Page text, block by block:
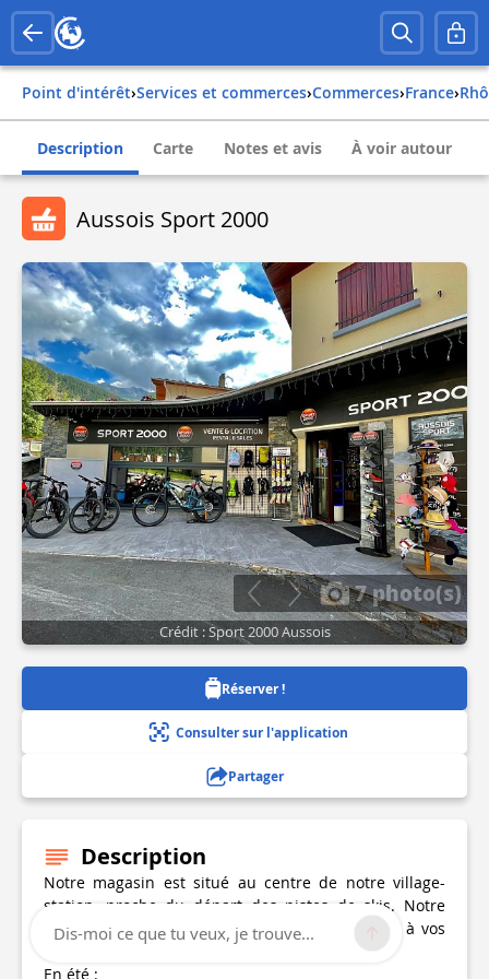
Point d'intérêt› Services et commerces› Commerces› france›
Description Carte Notes et avis À voir autour
Aussois Sport 2000
7 photo(s)
Crédit : Sport 2000 Aussois
Réserver !
Consulter sur l'application
Partager
Description
Notre magasin est situé au centre de notre village-
station, proche du départ des pistes de skis. Notre
équipe de professionnels est là pour répondre à vos
attentes et vous conseiller dans vos choix.
En été :
Dis-moi ce que tu veux, je trouve...